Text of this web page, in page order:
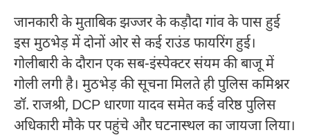
जानकारी के मुताबिक झज्जर के कड़ौदा गांव के पास हुई
इस मुठभेड़ में दोनों ओर से कई राउंड फायरिंग हुई।
गोलीबारी के दौरान एक सब-इंस्पेक्टर संयम की बाजू में
गोली लगी है। मुठभेड़ की सूचना मिलते ही पुलिस कमिश्नर
डॉ. राजश्री, DCP धारणा यादव समेत कई वरिष्ठ पुलिस
अधिकारी मौके पर पहुंचे और घटनास्थल का जायजा लिया।